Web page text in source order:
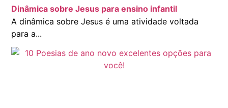
Dinâmica sobre Jesus para ensino infantil
A dinâmica sobre Jesus é uma atividade voltada
para a...